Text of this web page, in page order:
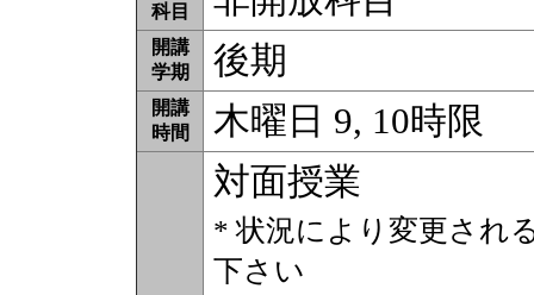
科目
開講
学期
後期
開講
時間
木曜日 9, 10時限
対面授業
* 状況により変更され
下さい